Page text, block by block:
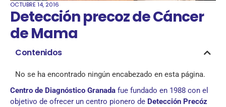
OCTUBRE 14, 2016
Detección precoz de Cáncer
de Mama
Contenidos
No se ha encontrado ningún encabezado en esta página.
Centro de Diagnóstico Granada fue fundado en 1988 con el
objetivo de ofrecer un centro pionero de Detección Precóz